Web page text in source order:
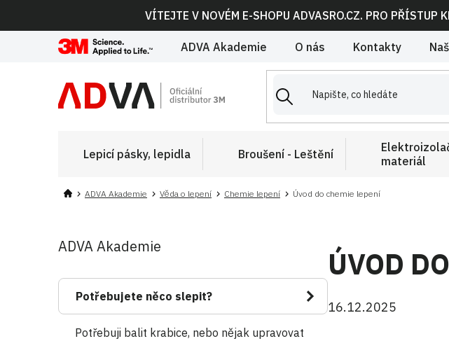
obsah
VÍTEJTE V NOVÉM E-SHOPU ADVASRO.CZ. PRO PŘÍSTUP
ADVA Akademie O nás Kontakty
Lepicí pásky, lepidla Broušení - Leštění
materiál
ADVA Akademie Věda o lepení Chemie lepení Úvod do chemie lepení
o
t
a
ADVAAkademie
Potřebujete něco slepit?
Potřebuji balit krabice, nebo nějak upravovat
ÚVOD
16.12.2025